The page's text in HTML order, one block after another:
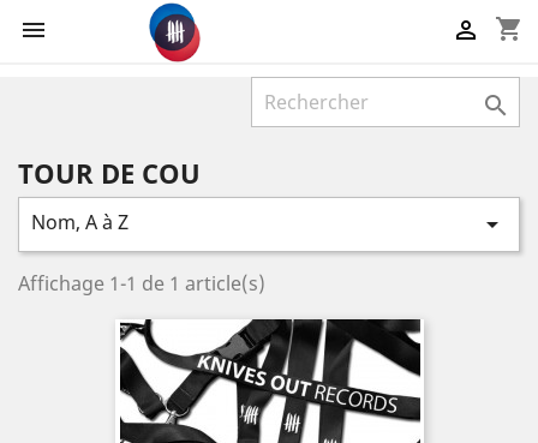
 shopping_cart


TOUR DE COU
Nom, A à Z 
Affichage 1-1 de 1 article(s)